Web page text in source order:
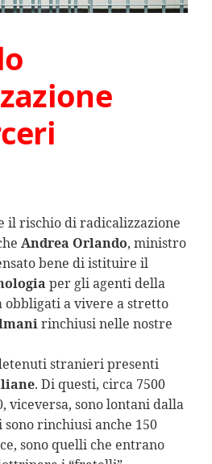
il rischio di radicalizzazione
Andrea Orlando, ministro
bene di istituire il
per gli agenti della
a vivere a stretto
rinchiusi nelle nostre
stranieri presenti
. Di questi, circa 7500
viceversa, sono lontani dalla
rinchiusi anche 150
sono quelli che entrano